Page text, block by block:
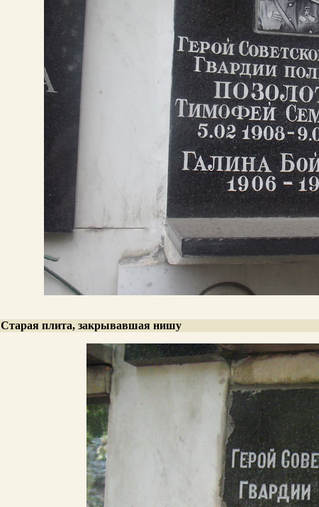
Старая плита, закрывавшая нишу